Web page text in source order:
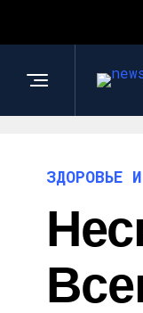
ЗДОРОВЬЕ